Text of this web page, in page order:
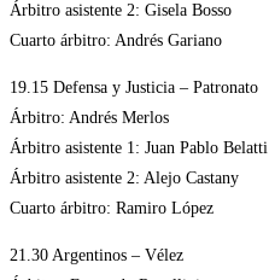
Árbitro asistente 2: Gisela Bosso
Cuarto árbitro: Andrés Gariano
19.15 Defensa y Justicia – Patronato
Árbitro: Andrés Merlos
Árbitro asistente 1: Juan Pablo Belatti
Árbitro asistente 2: Alejo Castany
Cuarto árbitro: Ramiro López
21.30 Argentinos – Vélez